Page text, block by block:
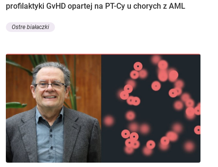
profilaktyki GvHD opartej na PT-Cy u chorych z AML
Ostre białaczki